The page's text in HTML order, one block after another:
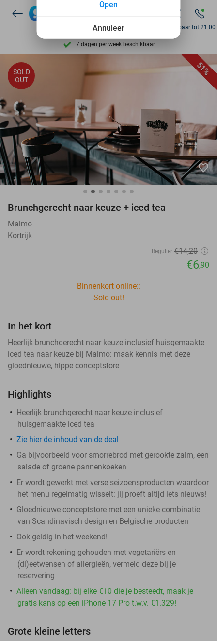
Ontdek 15.000+ deals
7 dagen per week beschikbaar
Ontdek 15.000+ deals
7 dagen per week beschikbaar
10+ miljoen leden
Bereikbaar tot 21:00
51%
SOLD
OUT
favorite_border
Brunchgerecht naar keuze + iced tea
Malmo
Kortrijk
Regulier €14,20
€6,90
Binnenkort online::
Sold out!
In het kort
Heerlijk brunchgerecht naar keuze inclusief huisgemaakte
iced tea naar keuze bij Malmo: maak kennis met deze
gloednieuwe, hippe conceptstore
Highlights
Heerlijk brunchgerecht naar keuze inclusief
huisgemaakte iced tea
Zie hier de inhoud van de deal
Ga bijvoorbeeld voor smorrebrod met gerookte zalm, een
salade of groene pannenkoeken
Er wordt gewerkt met verse seizoensproducten waardoor
het menu regelmatig wisselt: jij proeft altijd iets nieuws!
Gloednieuwe conceptstore met een unieke combinatie
van Scandinavisch design en Belgische producten
Ook geldig in het weekend!
Er wordt rekening gehouden met vegetariërs en
(di)eetwensen of allergieën, vermeld deze bij je
reservering
Alleen vandaag: bij elke €10 die je besteedt, maak je
gratis kans op een iPhone 17 Pro t.w.v. €1.329!
Grote kleine letters
Annuleer
Open